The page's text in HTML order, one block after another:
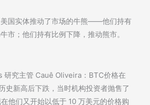
国实体推动了市场的牛熊——他们持有
市；他们持有比例下降，推动熊市。
究主管 Cauê Oliveira：BTC价格在
史新高后下跌，当时机构投资者抛售了
他们又开始以低于 10 万美元的价格购